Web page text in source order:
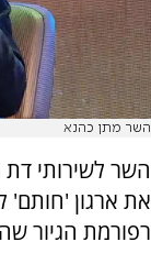
השר מתן כהנא
השר לשירותי
את ארגון
רפורמת הגיור